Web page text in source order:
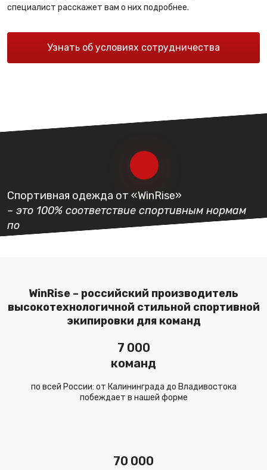
специалист расскажет вам о них подробнее.
Узнать об условиях сотрудничества
Спортивная одежда от «WinRise»
– это 100% соответствие спортивным нормам
по
Посмотрите,
WinRise – российский производитель
высокотехнологичной стильной спортивной
экипировки для команд
7 000
команд
по всей России: от Калининграда до Владивостока
побеждает в нашей форме
70 000